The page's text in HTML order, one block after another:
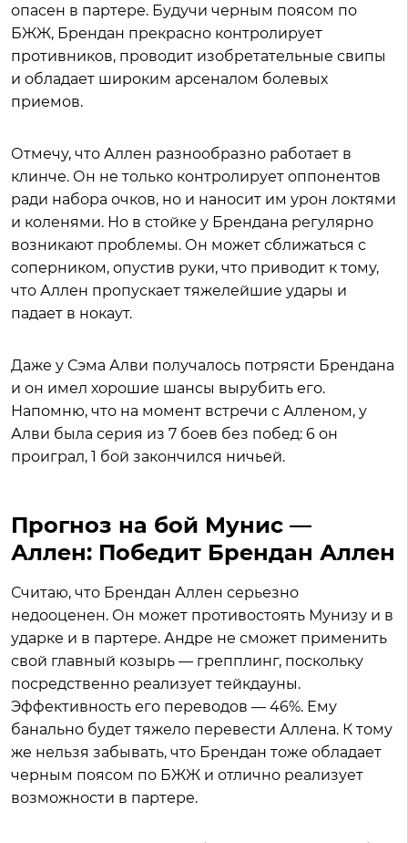
опасен в партере. Будучи черным поясом по
БЖЖ, Брендан прекрасно контролирует
противников, проводит изобретательные свипы
и обладает широким арсеналом болевых
приемов.
Отмечу, что Аллен разнообразно работает в
клинче. Он не только контролирует оппонентов
ради набора очков, но и наносит им урон локтями
и коленями. Но в стойке у Брендана регулярно
возникают проблемы. Он может сближаться с
соперником, опустив руки, что приводит к тому,
что Аллен пропускает тяжелейшие удары и
падает в нокаут.
Даже у Сэма Алви получалось потрясти Брендана
и он имел хорошие шансы вырубить его.
Напомню, что на момент встречи с Алленом, у
Алви была серия из 7 боев без побед: 6 он
проиграл, 1 бой закончился ничьей.
Прогноз на бой Мунис —
Аллен: Победит Брендан Аллен
Считаю, что Брендан Аллен серьезно
недооценен. Он может противостоять Мунизу и в
ударке и в партере. Андре не сможет применить
свой главный козырь — грепплинг, поскольку
посредственно реализует тейкдауны.
Эффективность его переводов — 46%. Ему
банально будет тяжело перевести Аллена. К тому
же нельзя забывать, что Брендан тоже обладает
черным поясом по БЖЖ и отлично реализует
возможности в партере.